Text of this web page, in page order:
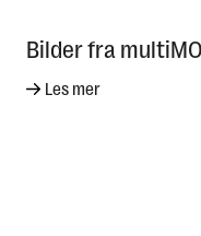
Bilder fra
Les mer